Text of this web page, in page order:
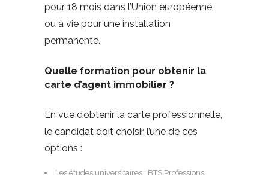
pour 18 mois dans l’Union européenne,
ou à vie pour une installation
permanente.
Quelle formation pour obtenir la
carte d’agent immobilier ?
En vue d’obtenir la carte professionnelle,
le candidat doit choisir l’une de ces
options :
Les études universitaires : BTS Professions